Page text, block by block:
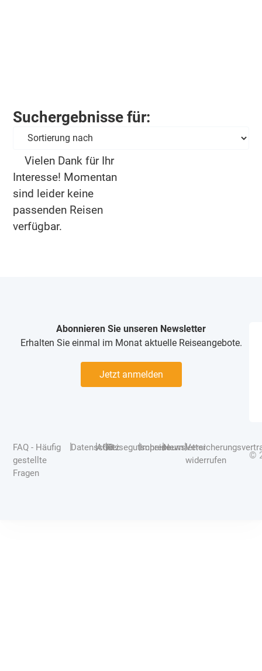
Suchergebnisse für:
Vielen Dank für Ihr
Interesse! Momentan
sind leider keine
passenden Reisen
verfügbar.
Abonnieren Sie unseren Newsletter
Erhalten Sie einmal im Monat aktuelle Reiseangebote.
Jetzt anmelden
FAQ - Häufig
gestellte
Fragen
|Datenschutz
|AGB
|Reisegutscheine
|Impressum
|Newsletter
|
widerrufen
©